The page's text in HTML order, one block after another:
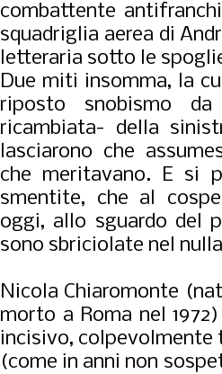
combattente
squadriglia aerea di
letteraria sotto le
Due miti insomma, la
riposto snobismo
ricambiata- della
lasciarono che
che meritavano. E si
smentite, che al
oggi, allo sguardo del
sono sbriciolate nel
Nicola Chiaromonte
morto a Roma nel
incisivo, colpevolmente
(come in anni non